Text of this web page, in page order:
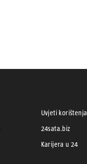
Uvjeti korištenja
24sata.biz
Karijera u 24